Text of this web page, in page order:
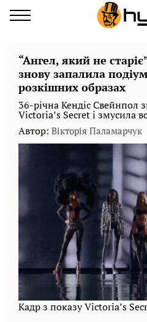
“Ангел, який не
знову запалила
розкішних образах
36-річна Кендіс Свейнпол
Victoria’s Secret і змусила
Автор: Вікторія Паламарчук
Кадр з показу Victoria’s